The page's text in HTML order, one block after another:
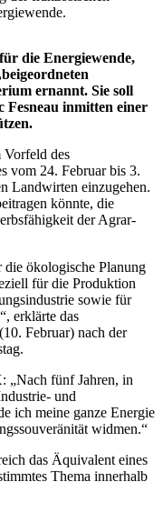
die Energiewende,
ernannt. Sie soll
Fesneau inmitten einer
Vorfeld des
vom 24. Februar bis 3.
Landwirten einzugehen.
könnte, die
der Agrar-
die ökologische Planung
für die Produktion
sowie für
erklärte das
Februar) nach der
„Nach fünf Jahren, in
und
ich meine ganze Energie
widmen.“
das Äquivalent eines
Thema innerhalb